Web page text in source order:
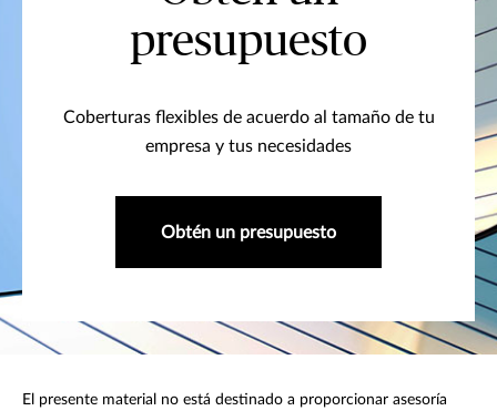
presupuesto
Coberturas flexibles de acuerdo al tamaño de tu
empresa y tus necesidades
Obtén un presupuesto
El presente material no está destinado a proporcionar asesoría